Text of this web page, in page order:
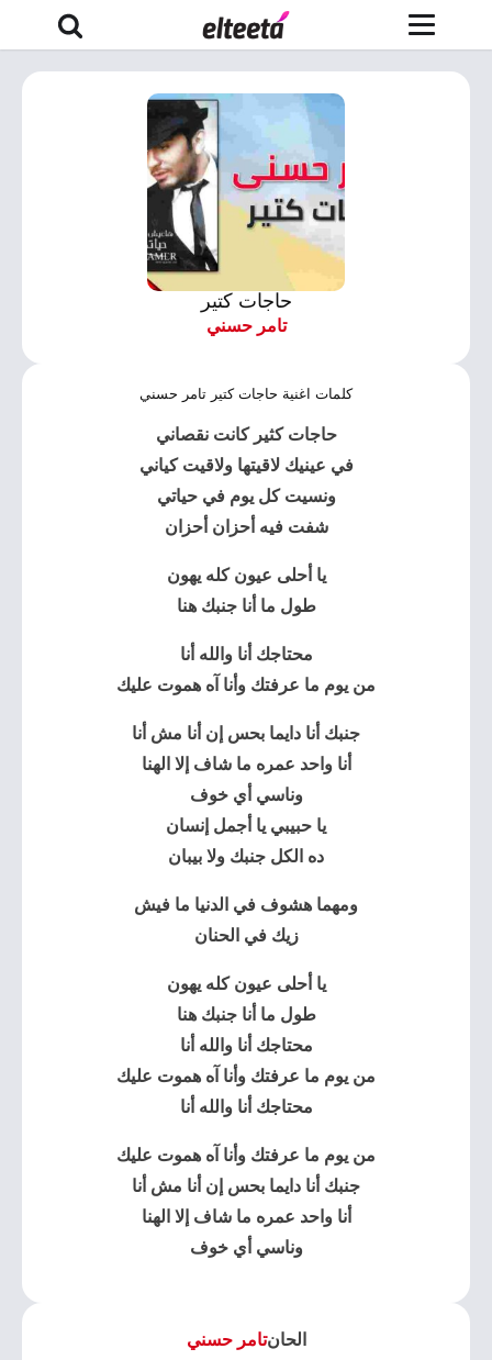
حاجات كتير
تامر حسني
كلمات اغنية حاجات كتير تامر حسني
حاجات كثير كانت نقصاني
في عينيك لاقيتها ولاقيت كياني
ونسيت كل يوم في حياتي
شفت فيه أحزان أحزان
يا أحلى عيون كله يهون
طول ما أنا جنبك هنا
محتاجك أنا والله أنا
من يوم ما عرفتك وأنا آه هموت عليك
جنبك أنا دايما بحس إن أنا مش أنا
أنا واحد عمره ما شاف إلا الهنا
وناسي أي خوف
يا حبيبي يا أجمل إنسان
ده الكل جنبك ولا بيبان
ومهما هشوف في الدنيا ما فيش
زيك في الحنان
يا أحلى عيون كله يهون
طول ما أنا جنبك هنا
محتاجك أنا والله أنا
من يوم ما عرفتك وأنا آه هموت عليك
محتاجك أنا والله أنا
من يوم ما عرفتك وأنا آه هموت عليك
جنبك أنا دايما بحس إن أنا مش أنا
أنا واحد عمره ما شاف إلا الهنا
وناسي أي خوف
الحانتامر حسني